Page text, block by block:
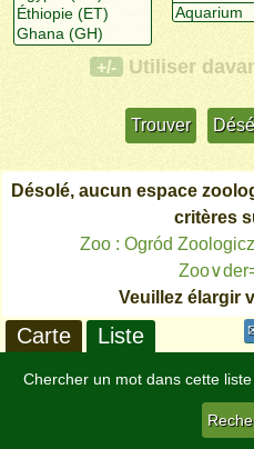
+/- Utiliser
Désolé, aucun espace
critères
Zoo : Ogród
Veuillez élargir
Carte Liste
Chercher un mot dans cette liste